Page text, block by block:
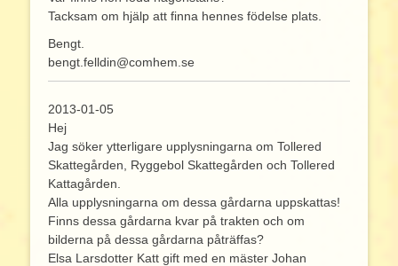
Tacksam om hjälp att finna hennes födelse plats.
Bengt.
bengt.felldin@comhem.se
2013-01-05
Hej
Jag söker ytterligare upplysningarna om Tollered
Skattegården, Ryggebol Skattegården och Tollered
Kattagården.
Alla upplysningarna om dessa gårdarna uppskattas!
Finns dessa gårdarna kvar på trakten och om
bilderna på dessa gårdarna påträffas?
Elsa Larsdotter Katt gift med en mäster Johan